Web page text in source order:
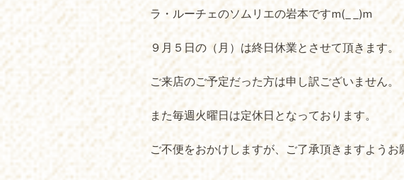
ラ・ルーチェのソムリエの岩本ですm(_ _)m
９月５日の（月）は終日休業とさせて頂きます。
ご来店のご予定だった方は申し訳ございません。
また毎週火曜日は定休日となっております。
ご不便をおかけしますが、ご了承頂きますよう